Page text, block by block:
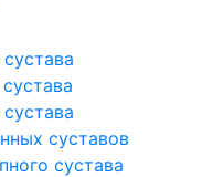
суставов
сустава